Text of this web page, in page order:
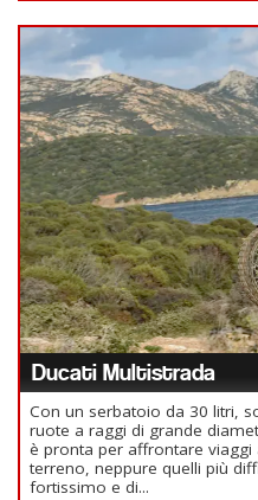
Ducati Multistrada
Con un serbatoio da 30 litri,
ruote a raggi di grande
è pronta per affrontare viaggi
terreno, neppure quelli più
fortissimo e di...